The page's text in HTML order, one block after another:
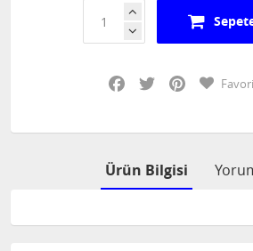
Facebook
Twitter Pinterest
Ürün Bilgisi